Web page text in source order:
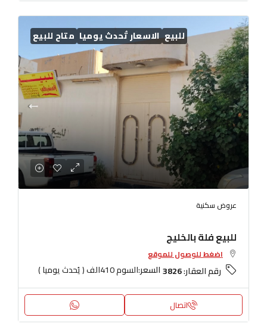
للبيع الاسعار تُحدث يوميا متاح للبيع
عروض سكنية
للبيع فلة بالخليج
اضغط للوصول للموقع
رقم العقار:3826السعر:السوم 410الف ( يُحدث يوميا )
اتصال